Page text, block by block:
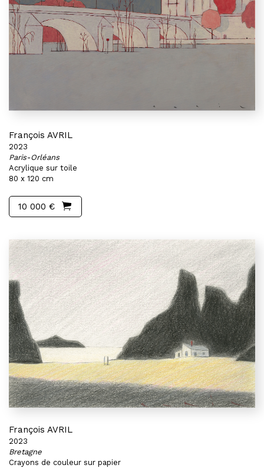
François AVRIL
2023
Paris-Orléans
Acrylique sur toile
80 x 120 cm
10 000 €
François AVRIL
2023
Bretagne
Crayons de couleur sur papier